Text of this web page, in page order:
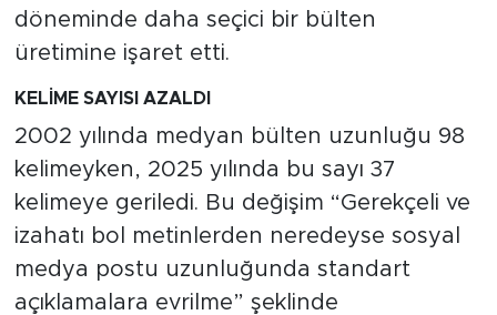
döneminde daha seçici bir bülten
üretimine işaret etti.
KELİME SAYISI AZALDI
2002 yılında medyan bülten uzunluğu 98
kelimeyken, 2025 yılında bu sayı 37
kelimeye geriledi. Bu değişim “Gerekçeli ve
izahatı bol metinlerden neredeyse sosyal
medya postu uzunluğunda standart
açıklamalara evrilme” şeklinde